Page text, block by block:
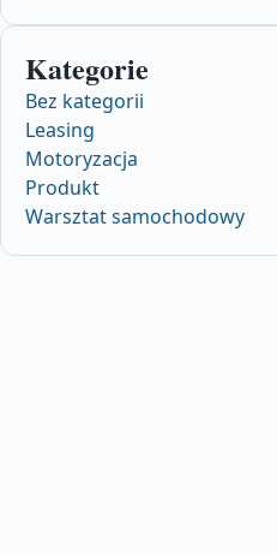
Kategorie
Bez kategorii
Leasing
Motoryzacja
Produkt
Warsztat samochodowy